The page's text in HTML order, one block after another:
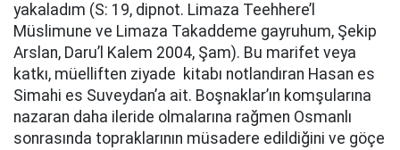
yakaladım (S: 19, dipnot. Limaza Teehhere’l
Müslimune ve Limaza Takaddeme gayruhum, Şekip
Arslan, Daru’l Kalem 2004, Şam). Bu marifet veya
katkı, müelliften ziyade kitabı notlandıran Hasan es
Simahi es Suveydan’a ait. Boşnaklar’ın komşularına
nazaran daha ileride olmalarına rağmen Osmanlı
sonrasında topraklarının müsadere edildiğini ve göçe